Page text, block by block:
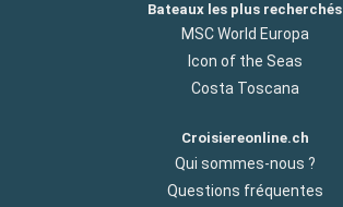
Bateaux les plus recherchés
MSC World Europa
Icon of the Seas
Costa Toscana
Croisiereonline.ch
Qui sommes-nous ?
Questions fréquentes